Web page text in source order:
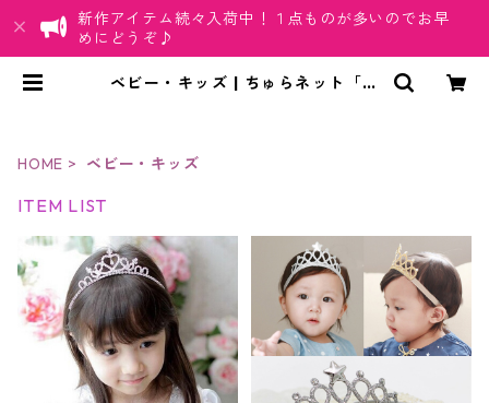
新作アイテム続々入荷中！１点ものが多いのでお早
めにどうぞ♪
ベビー・キッズ | ちゅらネット「に
HOME ベビー・キッズ
ITEM LIST